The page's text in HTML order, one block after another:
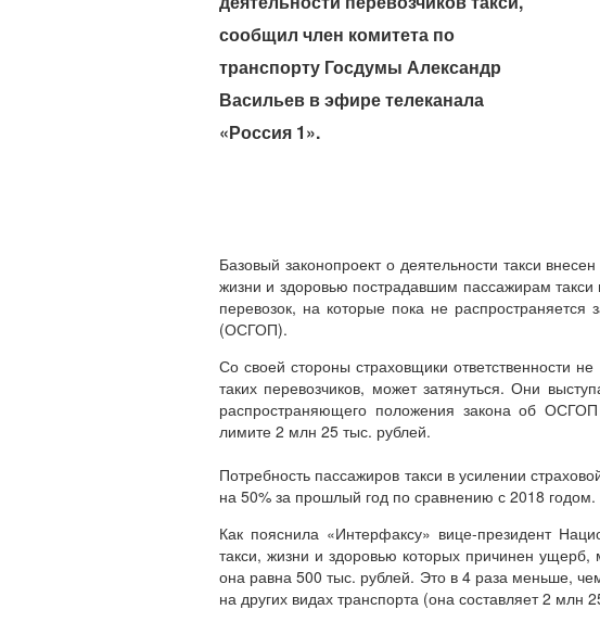
сообщил член комитета по
транспорту Госдумы Александр
Васильев в эфире телеканала
«Россия 1».
Базовый законопроект о деятельности такси
жизни и здоровью пострадавшим пассажирам
перевозок, на которые пока не распространяется
(ОСГОП).
Со своей стороны страховщики ответственности
таких перевозчиков, может затянуться. Они
распространяющего положения закона об
лимите 2 млн 25 тыс. рублей.
Потребность пассажиров такси в усилении
на 50% за прошлый год по сравнению с 2018 годом.
Как пояснила «Интерфаксу» вице-президент
такси, жизни и здоровью которых причинен ущерб,
она равна 500 тыс. рублей. Это в 4 раза меньше,
на других видах транспорта (она составляет 2